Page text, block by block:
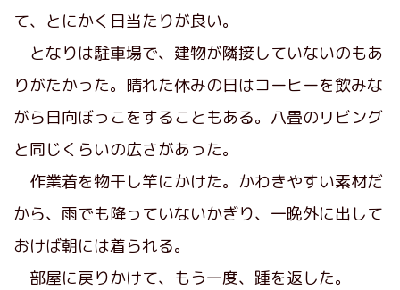
て、とにかく日当たりが良い。
となりは駐車場で、建物が隣接していないのもあ
りがたかった。晴れた休みの日はコーヒーを飲みな
がら日向ぼっこをすることもある。八畳のリビング
と同じくらいの広さがあった。
作業着を物干し竿にかけた。かわきやすい素材だ
から、雨でも降っていないかぎり、一晩外に出して
おけば朝には着られる。
部屋に戻りかけて、もう一度、踵を返した。